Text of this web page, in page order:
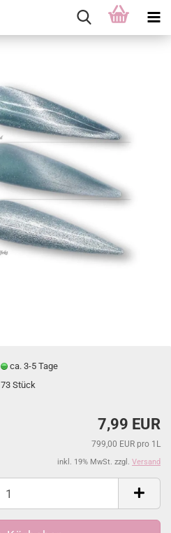
ca. 3-5 Tage
73Stück
7,99 EUR
799,00 EUR pro 1L
inkl. 19% MwSt. zzgl. Versand